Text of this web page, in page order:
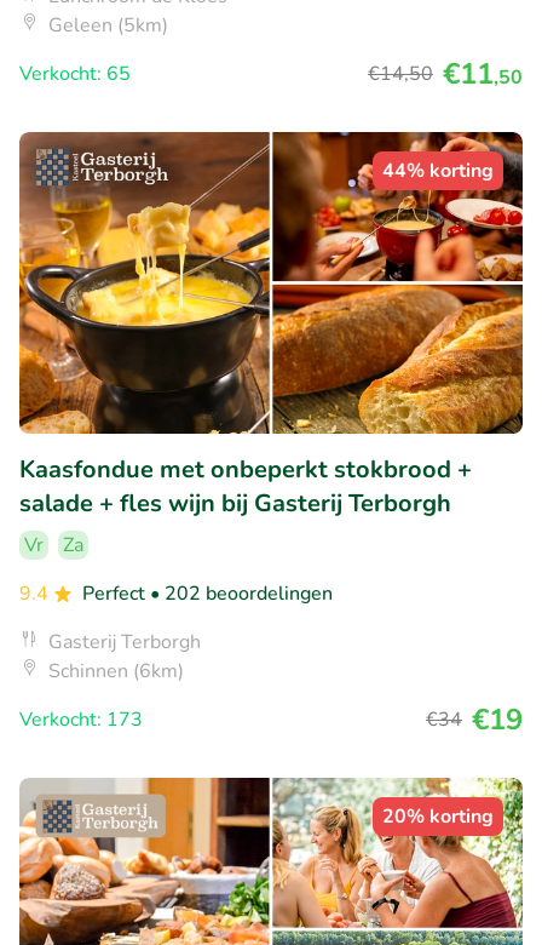
Geleen (5km)
Verkocht: 65
€14,50 €11,50
44% korting
Kaasfondue met onbeperkt stokbrood +
salade + fles wijn bij Gasterij Terborgh
Vr
Za
9.4
Perfect • 202 beoordelingen
Gasterij Terborgh
Schinnen (6km)
Verkocht: 173
€34 €19
20% korting